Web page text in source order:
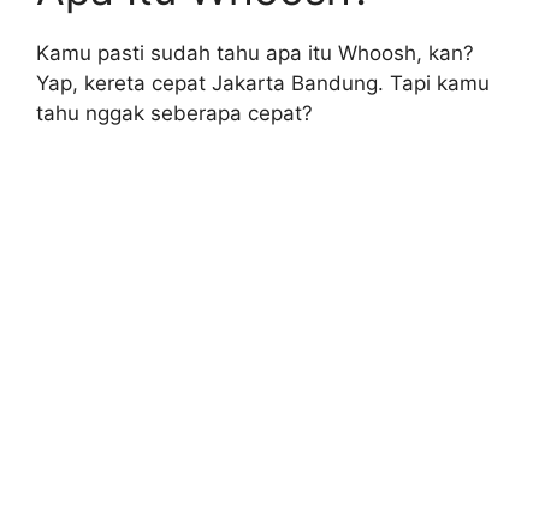
Kamu pasti sudah tahu apa itu Whoosh, kan?
Yap, kereta cepat Jakarta Bandung. Tapi kamu
tahu nggak seberapa cepat?